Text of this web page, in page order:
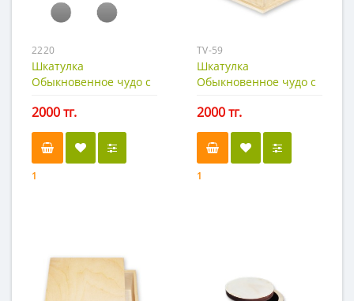
2220
Шкатулка
Обыкновенное чудо с
2000 тг.
1
TV-59
Шкатулка
Обыкновенное чудо с
2000 тг.
1